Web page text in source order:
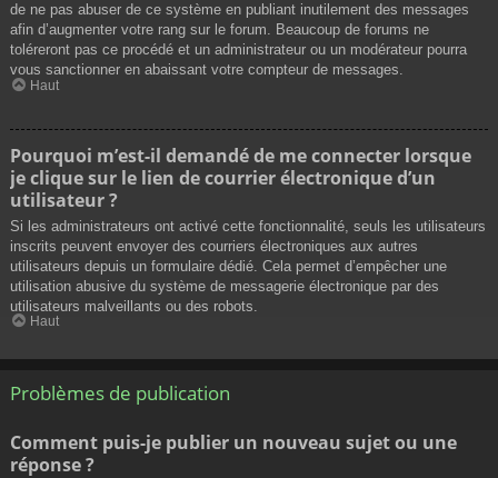
de ne pas abuser de ce système en publiant inutilement des messages
afin d’augmenter votre rang sur le forum. Beaucoup de forums ne
toléreront pas ce procédé et un administrateur ou un modérateur pourra
vous sanctionner en abaissant votre compteur de messages.
Haut
Pourquoi m’est-il demandé de me connecter lorsque
je clique sur le lien de courrier électronique d’un
utilisateur ?
Si les administrateurs ont activé cette fonctionnalité, seuls les utilisateurs
inscrits peuvent envoyer des courriers électroniques aux autres
utilisateurs depuis un formulaire dédié. Cela permet d’empêcher une
utilisation abusive du système de messagerie électronique par des
utilisateurs malveillants ou des robots.
Haut
Problèmes de publication
Comment puis-je publier un nouveau sujet ou une
réponse ?